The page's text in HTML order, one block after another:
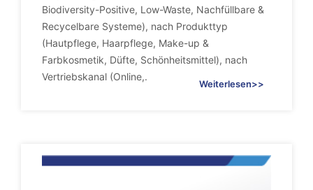
Biodiversity-Positive, Low-Waste, Nachfüllbare &
Recycelbare Systeme), nach Produkttyp
(Hautpflege, Haarpflege, Make-up &
Farbkosmetik, Düfte, Schönheitsmittel), nach
Vertriebskanal (Online,.
Weiterlesen>>